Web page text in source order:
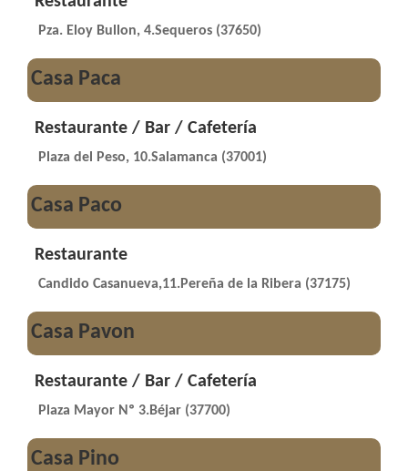
Pza. Eloy Bullon, 4.Sequeros (37650)
Casa Paca
Restaurante / Bar / Cafetería
Plaza del Peso, 10.Salamanca (37001)
Casa Paco
Restaurante
Candido Casanueva,11.Pereña de la Ribera (37175)
Casa Pavon
Restaurante / Bar / Cafetería
Plaza Mayor Nº 3.Béjar (37700)
Casa Pino